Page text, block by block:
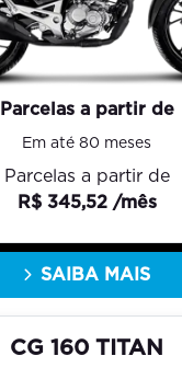
Parcelas a partir de
Em até 80 meses
Parcelas a partir de
R$ 345,52 /mês
SAIBA MAIS
CG 160 TITAN